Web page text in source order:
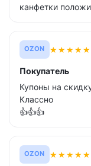
канфетки
OZON ★★★★★
Покупатель
Купоны на
Классно
👍👍👍
OZON ★★★★★